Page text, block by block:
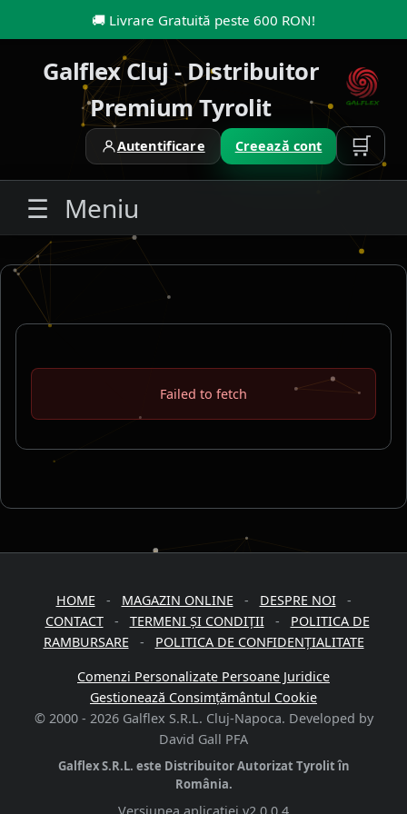
🚚 Livrare Gratuită peste 600 RON!
Galflex Cluj - Distribuitor
Premium Tyrolit
Autentificare Creează cont 🛒
☰ Meniu
Failed to fetch
HOME- MAGAZIN ONLINE- DESPRE NOI-
CONTACT- TERMENI ȘI CONDIȚII- POLITICA DE
RAMBURSARE- POLITICA DE CONFIDENȚIALITATE
Comenzi Personalizate Persoane Juridice
Gestionează Consimțământul Cookie
© 2000 - 2026 Galflex S.R.L. Cluj-Napoca. Developed by
David Gall PFA
Galflex S.R.L. este Distribuitor Autorizat Tyrolit în
România.